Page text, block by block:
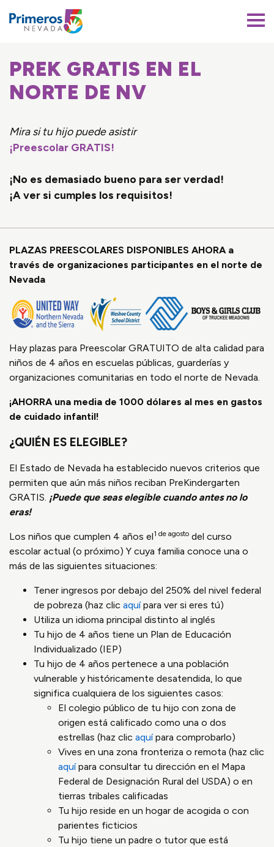
PREK GRATIS EN EL
NORTE DE NV
Mira si tu hijo puede asistir
¡Preescolar GRATIS!
¡No es demasiado bueno para ser verdad!
¡A ver si cumples los requisitos!
PLAZAS PREESCOLARES DISPONIBLES AHORA a
través de organizaciones participantes en el norte de
Nevada
Hay plazas para Preescolar GRATUITO de alta calidad para
niños de 4 años en escuelas públicas, guarderías y
organizaciones comunitarias en todo el norte de Nevada.
¡AHORRA una media de 1000 dólares al mes en gastos
de cuidado infantil!
¿QUIÉN ES ELEGIBLE?
El Estado de Nevada ha establecido nuevos criterios que
permiten que aún más niños reciban PreKindergarten
GRATIS. ¡Puede que seas elegible cuando antes no lo
eras!
Los niños que cumplen 4 años el1 de agosto del curso
escolar actual (o próximo) Y cuya familia conoce una o
más de las siguientes situaciones:
Tener ingresos por debajo del 250% del nivel federal
de pobreza (haz clic aquípara ver si eres tú)
Utiliza un idioma principal distinto al inglés
Tu hijo de 4 años tiene un Plan de Educación
Individualizado (IEP)
Tu hijo de 4 años pertenece a una población
vulnerable y históricamente desatendida, lo que
significa cualquiera de los siguientes casos:
El colegio público de tu hijo con zona de
origen está calificado como una o dos
estrellas (haz clic aquípara comprobarlo)
Vives en una zona fronteriza o remota (haz clic
aquípara consultar tu dirección en el Mapa
Federal de Designación Rural del USDA) o en
tierras tribales calificadas
Tu hijo reside en un hogar de acogida o con
parientes ficticios
Tu hijo tiene un padre o tutor que está